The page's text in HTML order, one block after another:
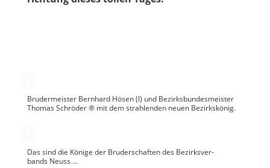
Bru­der­meis­ter Bern­hard Hösen (l) und Bezirks­bun­des­meis­ter
Tho­mas Schrö­der ® mit dem strah­len­den neuen Bezirkskönig.
Das sind die Könige der Bru­der­schaf­ten des Bezirks­ver­
bands Neuss …